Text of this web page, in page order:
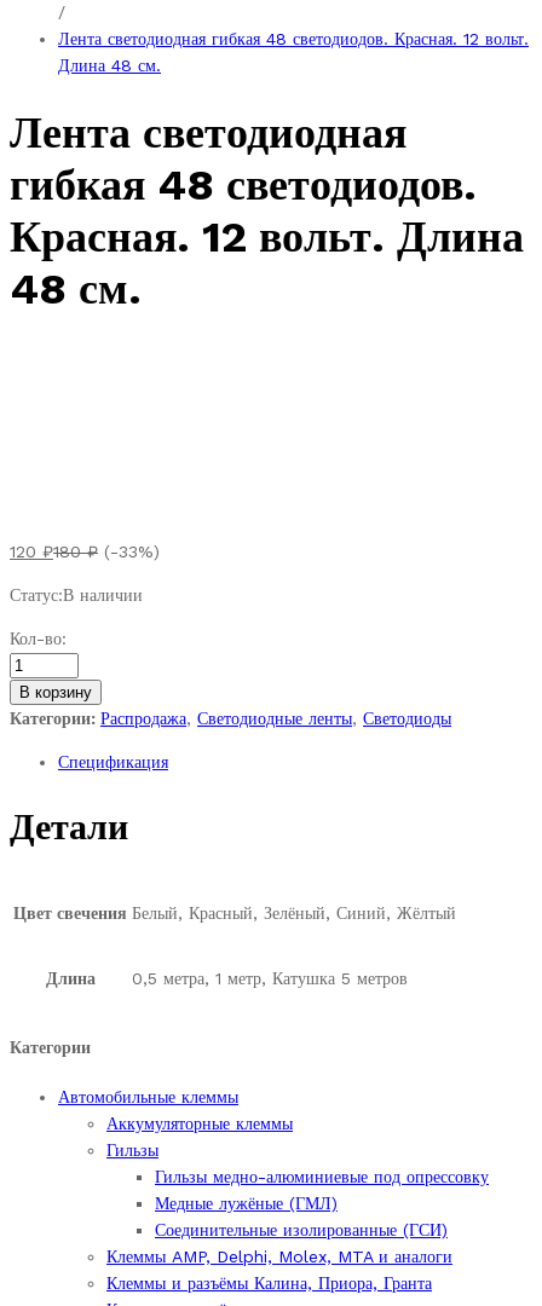
/
Лента светодиодная гибкая 48 светодиодов. Красная. 12 вольт.
Длина 48 см.
Лента светодиодная
гибкая 48 светодиодов.
Красная. 12 вольт. Длина
48 см.
120 ₽180₽ (-33%)
Статус:В наличии
Лента
светодиодная
гибкая
48
Красная.
вольт.
Длина
см.
Кол-во:
В корзину
Категории: Распродажа, Светодиодные ленты, Светодиоды
Спецификация
Детали
Цвет свечения Белый, Красный, Зелёный, Синий, Жёлтый
Длина 0,5 метра, 1 метр, Катушка 5 метров
Категории
Автомобильные клеммы
Аккумуляторные клеммы
Гильзы
Гильзы медно-алюминиевые под опрессовку
Медные лужёные (ГМЛ)
Соединительные изолированные (ГСИ)
Клеммы AMP, Delphi, Molex, MTA и аналоги
Клеммы и разъёмы Калина, Приора, Гранта